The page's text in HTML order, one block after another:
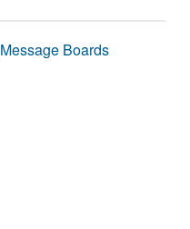
Message Boards